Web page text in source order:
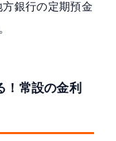
銀行の定期預金
！常設の金利